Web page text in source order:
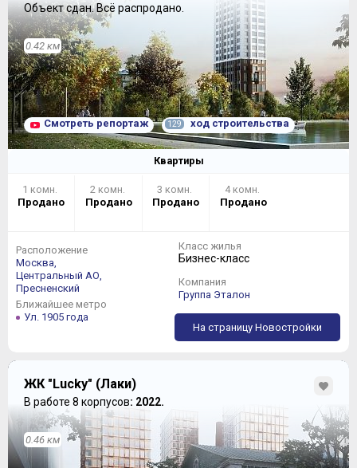
Объект сдан.Всё распродано.
0.42 км
Смотреть репортаж 129 ход строительства
Квартиры
1 комн.
Продано
2 комн.
Продано
3 комн.
Продано
4 комн.
Продано
Расположение
Москва,
Центральный АО,
Пресненский
Ближайшее метро
Ул. 1905 года
Класс жилья
Бизнес-класс
Компания
Группа Эталон
На страницу Новостройки
ЖК "Lucky" (Лаки)
В работе 8 корпусов: 2022.
0.46 км